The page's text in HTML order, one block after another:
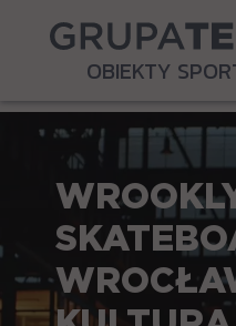
OBIEKTY